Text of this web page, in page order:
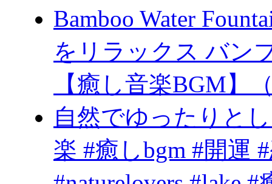
Bamboo Water
をリラックス バン
【癒し音楽BGM】
自然でゆったりと
楽 #癒しbgm #開運